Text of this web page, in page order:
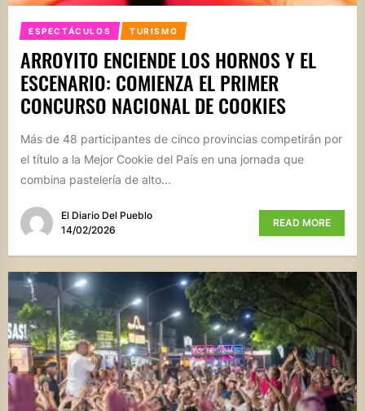
ESPECTÁCULOS TURISMO
ARROYITO ENCIENDE LOS HORNOS Y EL
ESCENARIO: COMIENZA EL PRIMER
CONCURSO NACIONAL DE COOKIES
Más de 48 participantes de cinco provincias competirán por
el título a la Mejor Cookie del País en una jornada que
combina pastelería de alto...
El Diario Del Pueblo
14/02/2026
READ MORE